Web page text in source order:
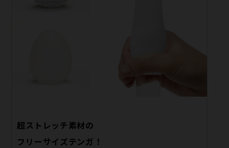
超ストレッチ素材の
フリーサイズテンガ！